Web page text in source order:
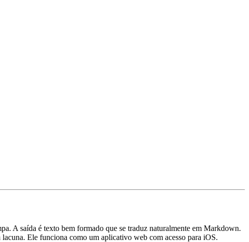
A saída é texto bem formado que se traduz naturalmente em Markdown.
Ele funciona como um aplicativo web com acesso para iOS.